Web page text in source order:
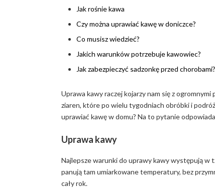
Jak rośnie kawa
Czy można uprawiać kawę w doniczce?
Co musisz wiedzieć?
Jakich warunków potrzebuje kawowiec?
Jak zabezpieczyć sadzonkę przed chorobami?
Uprawa kawy raczej kojarzy nam się z
ziaren, które po wielu tygodniach obróbki i
uprawiać kawę w domu? Na to pytanie
Uprawa kawy
Najlepsze warunki do uprawy kawy występują w
panują tam umiarkowane temperatury, bez
cały rok.